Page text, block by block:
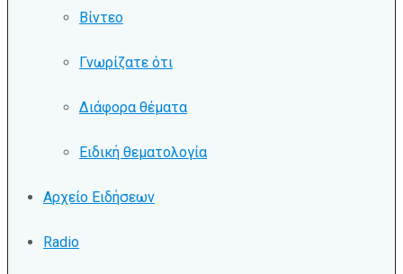
Βίντεο
Γνωρίζατε ότι
Διάφορα θέματα
Ειδική θεματολογία
Αρχείο Ειδήσεων
Radio